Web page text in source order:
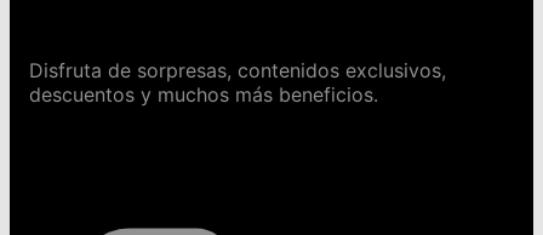
Disfruta de sorpresas, contenidos exclusivos,
descuentos y muchos más beneficios.